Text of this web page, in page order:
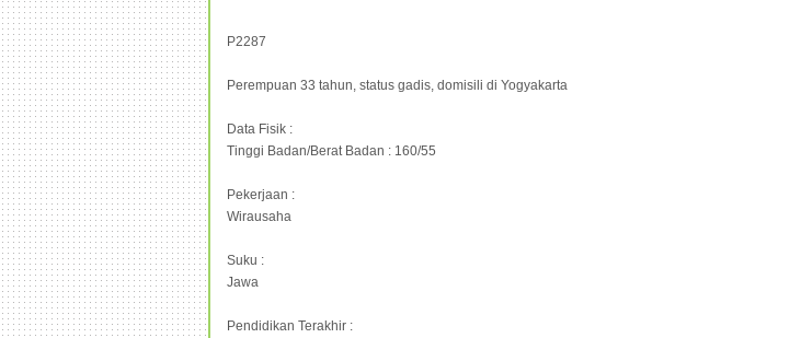
P2287
Perempuan 33 tahun, status gadis, domisili di Yogyakarta
Data Fisik :
Tinggi Badan/Berat Badan : 160/55
Pekerjaan :
Wirausaha
Suku :
Jawa
Pendidikan Terakhir :